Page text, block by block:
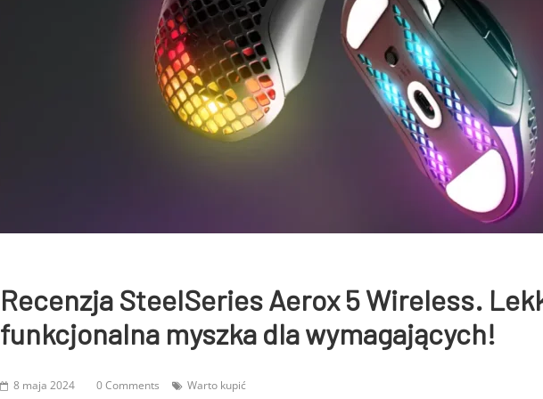
Recenzja SteelSeries Aerox 5 Wireless.
funkcjonalna myszka dla wymagających!
8 maja 2024 0 Comments Warto kupić